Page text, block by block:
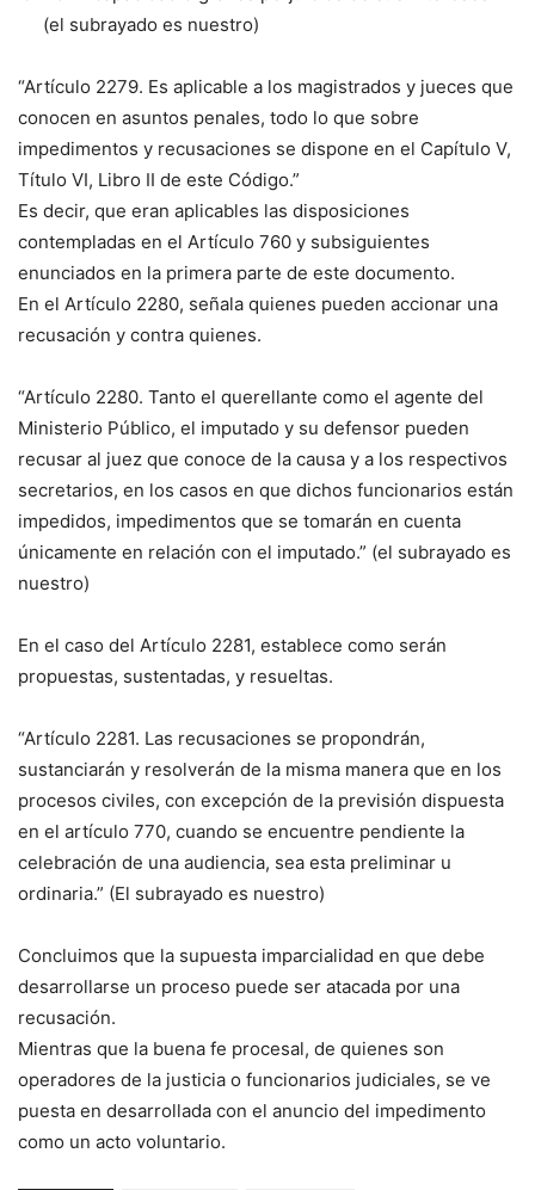
(el subrayado es nuestro)
“Artículo 2279. Es aplicable a los magistrados y jueces que
conocen en asuntos penales, todo lo que sobre
impedimentos y recusaciones se dispone en el Capítulo V,
Título VI, Libro II de este Código.”
Es decir, que eran aplicables las disposiciones
contempladas en el Artículo 760 y subsiguientes
enunciados en la primera parte de este documento.
En el Artículo 2280, señala quienes pueden accionar una
recusación y contra quienes.
“Artículo 2280. Tanto el querellante como el agente del
Ministerio Público, el imputado y su defensor pueden
recusar al juez que conoce de la causa y a los respectivos
secretarios, en los casos en que dichos funcionarios están
impedidos, impedimentos que se tomarán en cuenta
únicamente en relación con el imputado.” (el subrayado es
nuestro)
En el caso del Artículo 2281, establece como serán
propuestas, sustentadas, y resueltas.
“Artículo 2281. Las recusaciones se propondrán,
sustanciarán y resolverán de la misma manera que en los
procesos civiles, con excepción de la previsión dispuesta
en el artículo 770, cuando se encuentre pendiente la
celebración de una audiencia, sea esta preliminar u
ordinaria.” (El subrayado es nuestro)
Concluimos que la supuesta imparcialidad en que debe
desarrollarse un proceso puede ser atacada por una
recusación.
Mientras que la buena fe procesal, de quienes son
operadores de la justicia o funcionarios judiciales, se ve
puesta en desarrollada con el anuncio del impedimento
como un acto voluntario.